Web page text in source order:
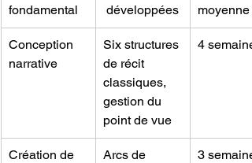
fondamental
développées
moyenne
Conception
narrative
Six structures
de récit
classiques,
gestion du
point de vue
4
Création de
Arcs de
3